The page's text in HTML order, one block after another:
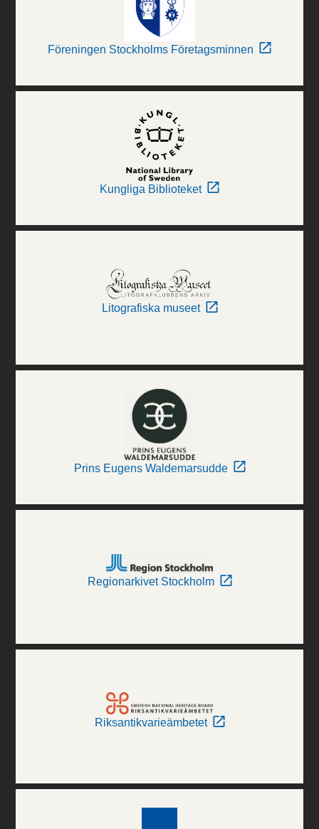
Föreningen Stockholms Företagsminnen
Kungliga Biblioteket
Litografiska museet
Prins Eugens Waldemarsudde
Regionarkivet Stockholm
Riksantikvarieämbetet